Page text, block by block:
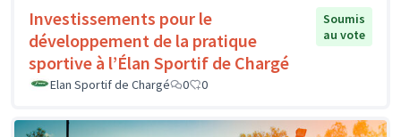
Investissements pour le
développement de la pratique
sportive à l’Élan Sportif de Chargé
Soumis
au vote
Elan Sportif de Chargé 0 0